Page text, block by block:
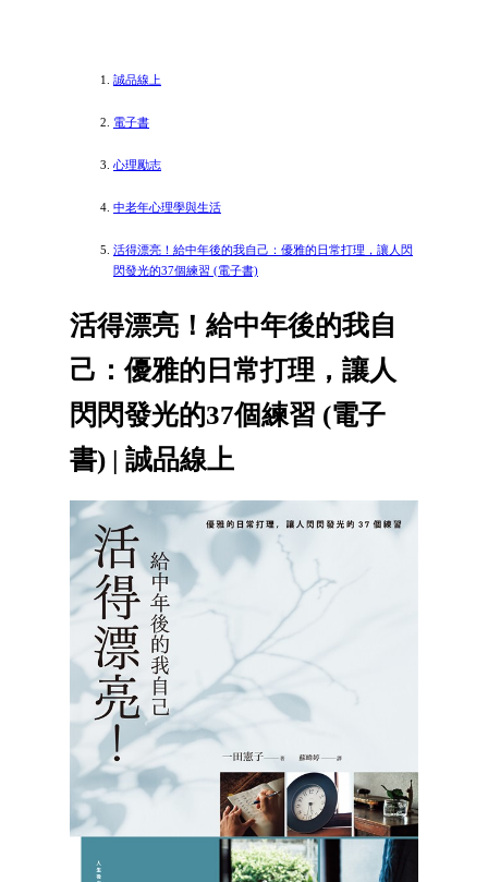
誠品線上
電子書
心理勵志
中老年心理學與生活
活得漂亮！給中年後的我自己：優雅的日常打理，讓人閃
閃發光的37個練習 (電子書)
活得漂亮！給中年後的我自
己：優雅的日常打理，讓人
閃閃發光的37個練習 (電子
書) | 誠品線上